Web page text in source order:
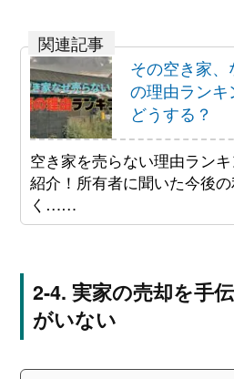
その空き家
の理由ラン
どうする？
空き家を売らない理由ラン
紹介！所有者に聞いた今後
く……
実家の売却を手
がいない